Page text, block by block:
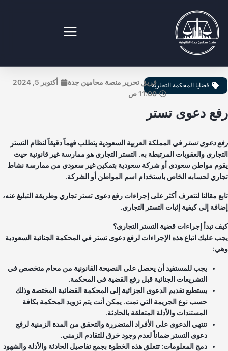
قضايا المحكمة التجاريةفريق تحرير منصة محامين جدة
أكتوبر 5, 2024
11:00 ص
دعوى تستر
دعوى تسترفي المملكة العربية السعودية يتطلب فهماً دقيقاً لنظام التستر
والعقوبات المرتبطة به. التستر التجاري هو ممارسة غير قانونية حيث
مواطن سعودي أو شركة سعودية بتمكين غير سعودي من ممارسة نشاط
لحسابه الخاص باستخدام اسم المواطن أو الشركة.
مقالنا لتتعرف أكثر على إجراءات رفع دعوى تستر تجاري وطريقة التبليغ عنه،
إلى كيفية إثبات التستر التجاري.
تبدأ إجراءات قضية التستر التجاري؟
عليك اتباع هذه الإجراءات لرفع دعوى تستر في المحكمة الجنائية السعودية
يجب للمستفيد أن يحصل على النصيحة القانونية من محام متخصص في
التشريعات الجنائية قبل رفع القضية في المحكمة.
يستطيع تقديم الدعوى الجزائية إلى المحكمة القضائية المختصة وذلك
حسب نوع الجريمة التي تمت. يمكن أنت يتم تزويد المحكمة بكافة
المستندات والأدلة المتعلقة بالحادثة.
تنتهي الدعوى على الأفراد المتضررة والتحقق من المدة الزمنية لرفع
دعوى التستر ضماناً لعدم وجود خرق للتقادم الزمني.
دمج المعلومات: تتعلق هذه الخطوة بجمع تفاصيل الحادثة والأدلة والشهود